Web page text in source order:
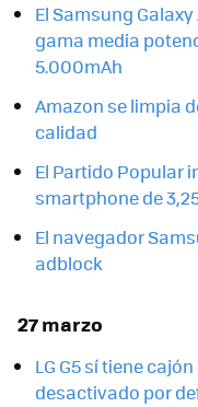
El Samsung
gama media
5.000mAh
Amazon se limpia
calidad
El Partido Popular
smartphone de
El navegador
adblock
27 marzo
LG G5 sí tiene
desactivado por